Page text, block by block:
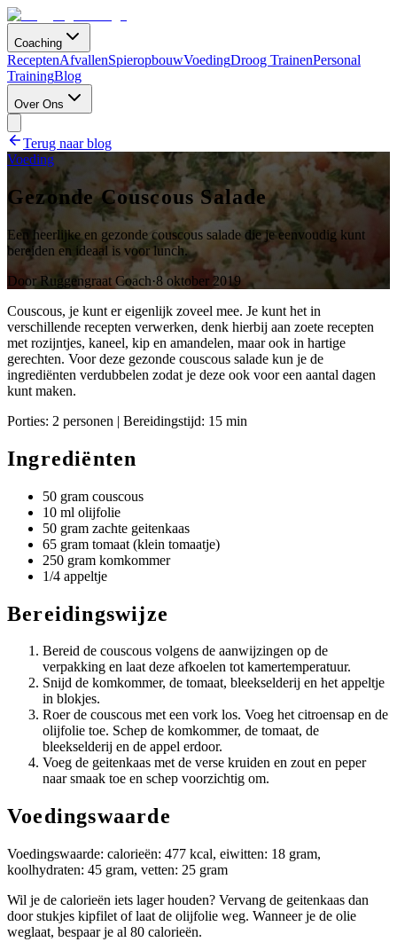
Coaching
ReceptenAfvallenSpieropbouwVoedingDroog TrainenPersonal
TrainingBlog
Over Ons
Terug naar blog
Voeding
Gezonde Couscous Salade
Een heerlijke en gezonde couscous salade die je eenvoudig kunt
bereiden en ideaal is voor lunch.
DoorRuggengraat Coach·8 oktober 2019
Couscous, je kunt er eigenlijk zoveel mee. Je kunt het in
verschillende recepten verwerken, denk hierbij aan zoete recepten
met rozijntjes, kaneel, kip en amandelen, maar ook in hartige
gerechten. Voor deze gezonde couscous salade kun je de
ingrediënten verdubbelen zodat je deze ook voor een aantal dagen
kunt maken.
Porties: 2 personen | Bereidingstijd: 15 min
Ingrediënten
50 gram couscous
10 ml olijfolie
50 gram zachte geitenkaas
65 gram tomaat (klein tomaatje)
250 gram komkommer
1/4 appeltje
Bereidingswijze
Bereid de couscous volgens de aanwijzingen op de
verpakking en laat deze afkoelen tot kamertemperatuur.
Snijd de komkommer, de tomaat, bleekselderij en het appeltje
in blokjes.
Roer de couscous met een vork los. Voeg het citroensap en de
olijfolie toe. Schep de komkommer, de tomaat, de
bleekselderij en de appel erdoor.
Voeg de geitenkaas met de verse kruiden en zout en peper
naar smaak toe en schep voorzichtig om.
Voedingswaarde
Voedingswaarde: calorieën: 477 kcal, eiwitten: 18 gram,
koolhydraten: 45 gram, vetten: 25 gram
Wil je de calorieën iets lager houden? Vervang de geitenkaas dan
door stukjes kipfilet of laat de olijfolie weg. Wanneer je de olie
weglaat, bespaar je al 80 calorieën.